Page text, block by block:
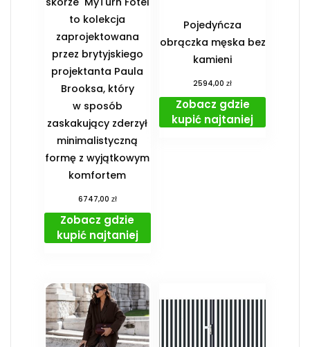
to kolekcja
zaprojektowana
przez brytyjskiego
projektanta Paula
Brooksa, który
w sposób
zaskakujący zderzył
minimalistyczną
formę z wyjątkowym
komfortem
6747,00 zł
Zobacz gdzie
kupić najtaniej
Pojedyńcza
obrączka męska bez
kamieni
2594,00zł
Zobacz gdzie
kupić najtaniej